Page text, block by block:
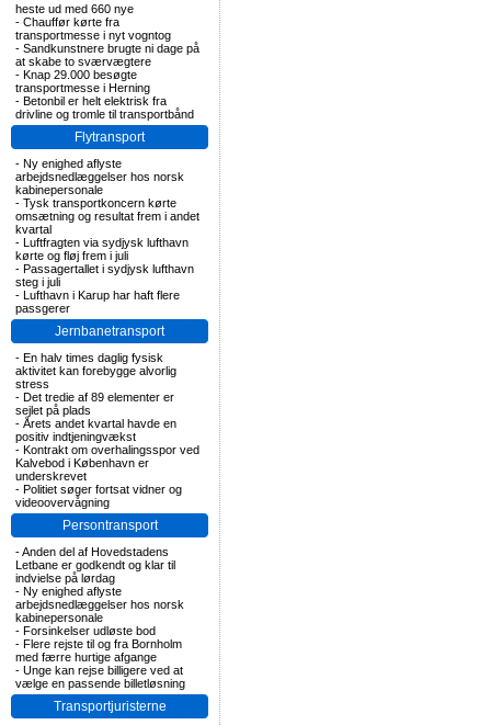
heste ud med 660 nye
- Chauffør kørte fra
transportmesse i nyt vogntog
- Sandkunstnere brugte ni dage på
at skabe to sværvægtere
- Knap 29.000 besøgte
transportmesse i Herning
- Betonbil er helt elektrisk fra
drivline og tromle til transportbånd
Flytransport
- Ny enighed aflyste
arbejdsnedlæggelser hos norsk
kabinepersonale
- Tysk transportkoncern kørte
omsætning og resultat frem i andet
kvartal
- Luftfragten via sydjysk lufthavn
kørte og fløj frem i juli
- Passagertallet i sydjysk lufthavn
steg i juli
- Lufthavn i Karup har haft flere
passgerer
Jernbanetransport
- En halv times daglig fysisk
aktivitet kan forebygge alvorlig
stress
- Det tredie af 89 elementer er
sejlet på plads
- Årets andet kvartal havde en
positiv indtjeningvækst
- Kontrakt om overhalingsspor ved
Kalvebod i København er
underskrevet
- Politiet søger fortsat vidner og
videoovervågning
Persontransport
-Anden del af Hovedstadens
Letbane er godkendt og klar til
indvielse på lørdag
- Ny enighed aflyste
arbejdsnedlæggelser hos norsk
kabinepersonale
- Forsinkelser udløste bod
- Flere rejste til og fra Bornholm
med færre hurtige afgange
- Unge kan rejse billigere ved at
vælge en passende billetløsning
Transportjuristerne